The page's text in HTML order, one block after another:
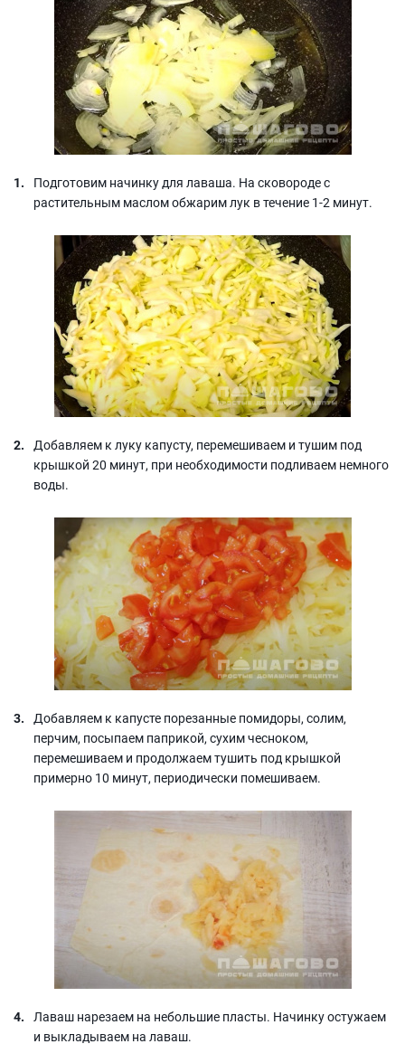
Подготовим начинку для лаваша. На сковороде с
растительным маслом обжарим лук в течение 1-2 минут.
Добавляем к луку капусту, перемешиваем и тушим под
крышкой 20 минут, при необходимости подливаем немного
воды.
Добавляем к капусте порезанные помидоры, солим,
перчим, посыпаем паприкой, сухим чесноком,
перемешиваем и продолжаем тушить под крышкой
примерно 10 минут, периодически помешиваем.
Лаваш нарезаем на небольшие пласты. Начинку остужаем
и выкладываем на лаваш.